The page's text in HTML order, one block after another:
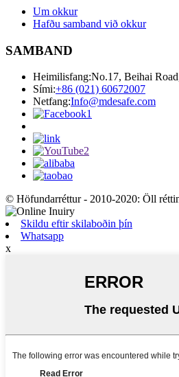
Um okkur
Hafðu samband við okkur
SAMBAND
Heimilisfang:No.17, Beihai
Sími:+86 (021) 60672007
Netfang:Info@mdesafe.com
© Höfundarréttur - 2010-2020: Öll
Skildu eftir skilaboðin þín
Whatsapp
x